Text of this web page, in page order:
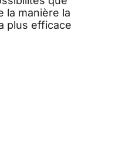
la manière la
plus efficace